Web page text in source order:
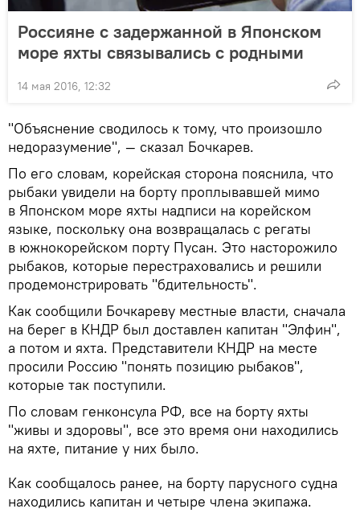
Россияне с задержанной в Японском
море яхты связывались с родными
14 мая 2016, 12:32
"Объяснение сводилось к тому, что произошло
недоразумение", — сказал Бочкарев.
По его словам, корейская сторона пояснила, что
рыбаки увидели на борту проплывавшей мимо
в Японском море яхты надписи на корейском
языке, поскольку она возвращалась с регаты
в южнокорейском порту Пусан. Это насторожило
рыбаков, которые перестраховались и решили
продемонстрировать "бдительность".
Как сообщили Бочкареву местные власти, сначала
на берег в КНДР был доставлен капитан "Элфин",
а потом и яхта. Представители КНДР на месте
просили Россию "понять позицию рыбаков",
которые так поступили.
По словам генконсула РФ, все на борту яхты
"живы и здоровы", все это время они находились
на яхте, питание у них было.
Как сообщалось ранее, на борту парусного судна
находились капитан и четыре члена экипажа.